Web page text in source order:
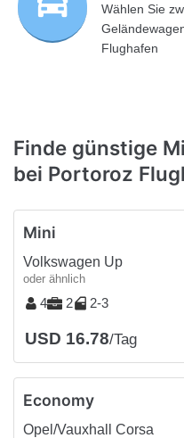
Wählen Sie
Flughafen
Finde günstige
bei Portoroz
Mini
Volkswagen Up
oder ähnlich
4 2 2-3
USD 16.78/Tag
Economy
Opel/Vauxhall Corsa